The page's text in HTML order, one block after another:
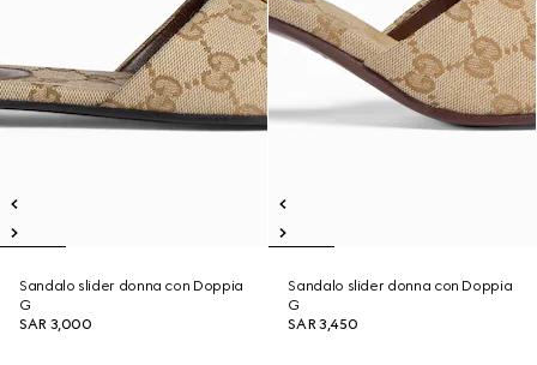
Sandalo slider donna con Doppia
G
SAR 3,000
Sandalo slider donna con Doppia
G
SAR 3,450